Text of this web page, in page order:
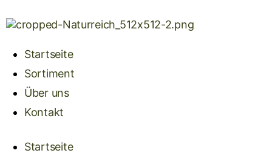
Startseite
Sortiment
Über uns
Kontakt
Startseite